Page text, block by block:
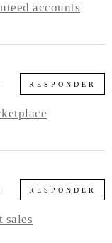
accounts
RESPONDER
RESPONDER
sales